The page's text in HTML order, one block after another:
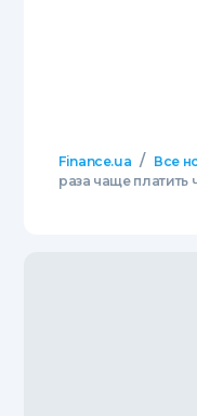
Finance.ua / Все
раза чаще